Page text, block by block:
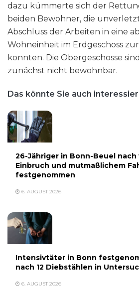
dazu kümmerte sich der
beiden Bewohner, die
Abschluss der Arbeiten in eine
Wohneinheit im Erdgeschoss
konnten. Die Obergeschosse
zunächst nicht bewohnbar.
Das könnte Sie auch
26-Jähriger in Bonn-Beuel
Einbruch und mutmaßlichem
festgenommen
6. AUGUST 2026
Intensivtäter in Bonn
nach 12 Diebstählen in
6. AUGUST 2026